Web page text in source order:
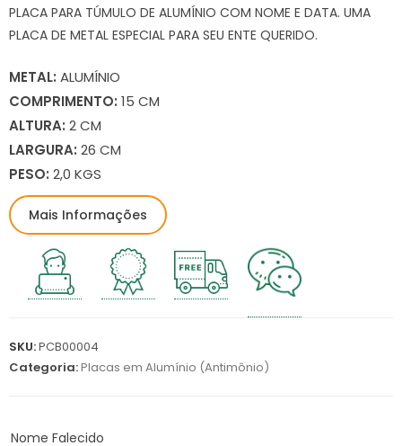
PLACA PARA TÚMULO DE ALUMÍNIO COM NOME E DATA. UMA
PLACA DE METAL ESPECIAL PARA SEU ENTE QUERIDO.
METAL: ALUMÍNIO
COMPRIMENTO: 15 CM
ALTURA: 2 CM
LARGURA: 26 CM
PESO: 2,0 KGS
Mais Informações
SKU:PCB00004
Categoria:Placas em Alumínio (Antimônio)
Nome Falecido